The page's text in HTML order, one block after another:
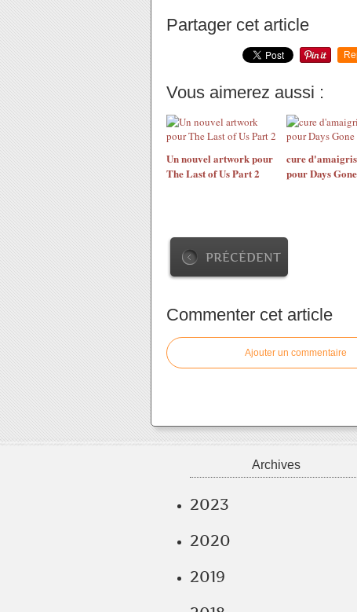
Partager cet article
Vous aimerez aussi :
Un nouvel artwork pour
The Last of Us Part 2
cure
pour Days Gone
PRÉCÉDENT
Commenter cet article
Ajouter un commentaire
Archives
2023
2020
2019